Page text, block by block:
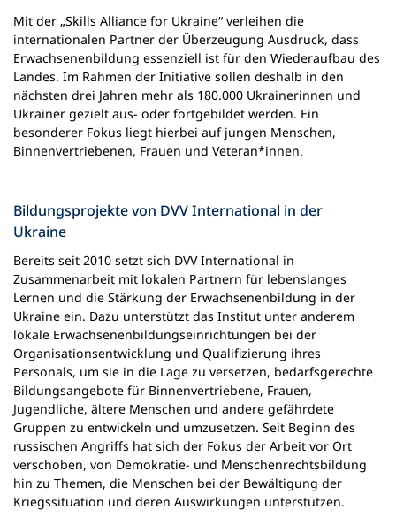
Mit der „Skills Alliance for Ukraine“ verleihen die
internationalen Partner der Überzeugung Ausdruck, dass
Erwachsenenbildung essenziell ist für den Wiederaufbau des
Landes. Im Rahmen der Initiative sollen deshalb in den
nächsten drei Jahren mehr als 180.000 Ukrainerinnen und
Ukrainer gezielt aus- oder fortgebildet werden. Ein
besonderer Fokus liegt hierbei auf jungen Menschen,
Binnenvertriebenen, Frauen und Veteran*innen.
Bildungsprojekte von DVV International in der
Ukraine
Bereits seit 2010 setzt sich DVV International in
Zusammenarbeit mit lokalen Partnern für lebenslanges
Lernen und die Stärkung der Erwachsenenbildung in der
Ukraine ein. Dazu unterstützt das Institut unter anderem
lokale Erwachsenenbildungseinrichtungen bei der
Organisationsentwicklung und Qualifizierung ihres
Personals, um sie in die Lage zu versetzen, bedarfsgerechte
Bildungsangebote für Binnenvertriebene, Frauen,
Jugendliche, ältere Menschen und andere gefährdete
Gruppen zu entwickeln und umzusetzen. Seit Beginn des
russischen Angriffs hat sich der Fokus der Arbeit vor Ort
verschoben, von Demokratie- und Menschenrechtsbildung
hin zu Themen, die Menschen bei der Bewältigung der
Kriegssituation und deren Auswirkungen unterstützen.